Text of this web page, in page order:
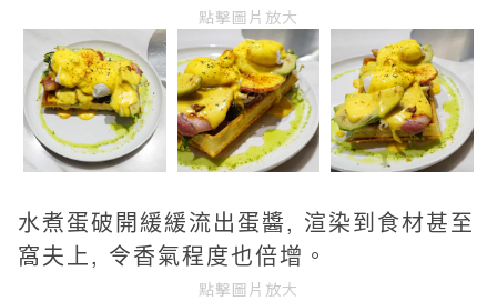
點擊圖片放大
水煮蛋破開緩緩流出蛋醬, 渲染到食材甚至
窩夫上, 令香氣程度也倍增。
點擊圖片放大